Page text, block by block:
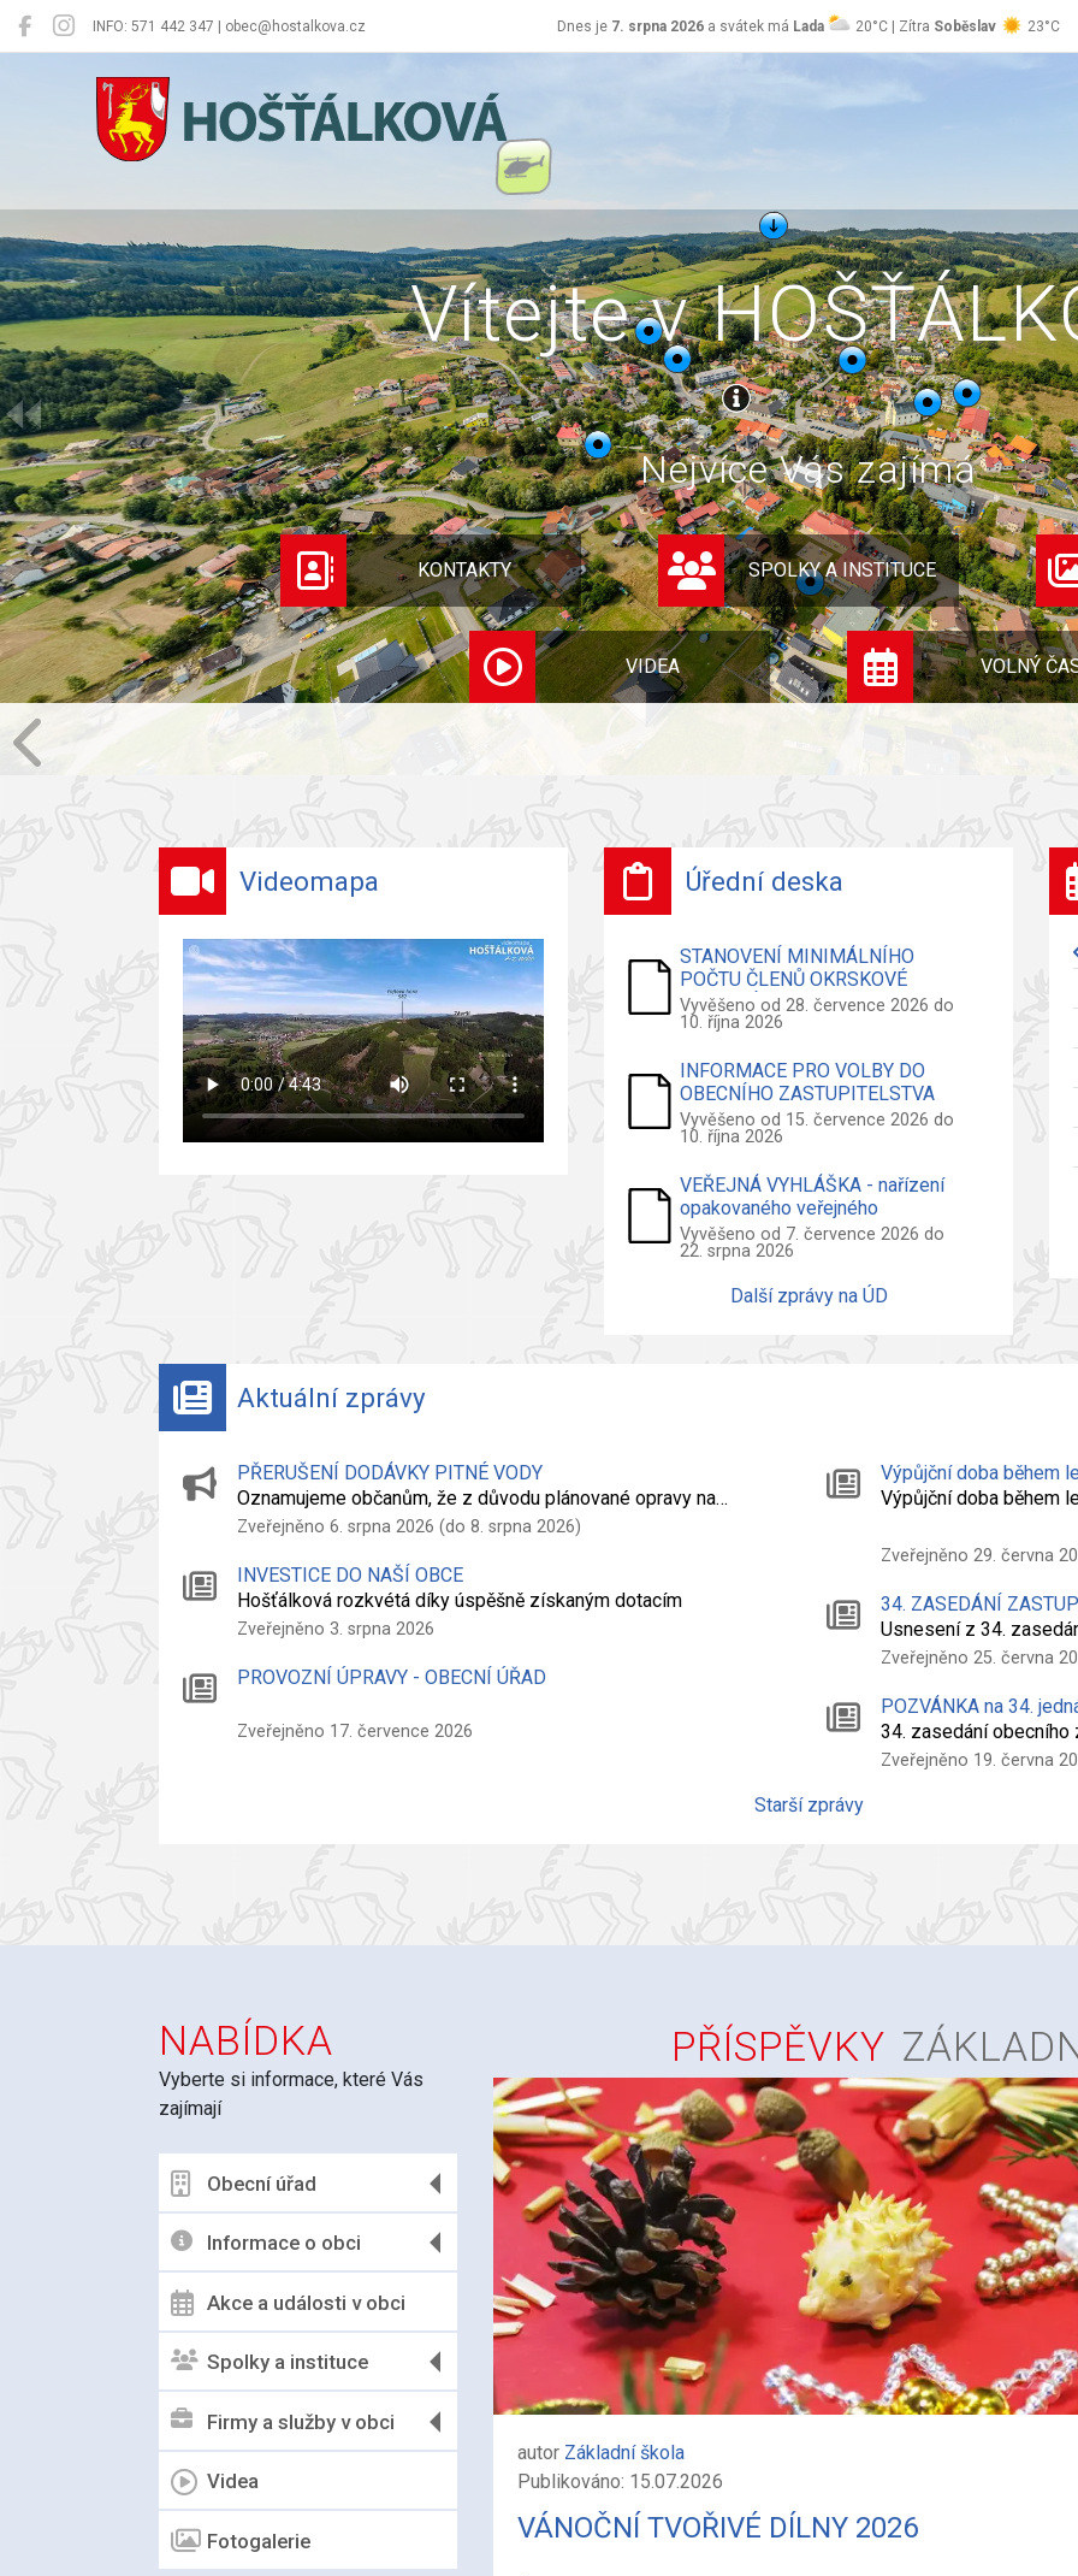
INFO: 571 442 347 | obec@hostalkova.cz Dnes je 7. srpna 2026 a svátek má Lada 20°C | Zítra Soběslav 23°C
Hošťálková
Vítejte v
Nejvíce Vás zajímá
KONTAKTY SPOLKY A INSTITUCE
VIDEA VOLNÝ
Videomapa Úřední deska
STANOVENÍ MINIMÁLNÍHO
POČTU ČLENŮ OKRSKOVÉ
VOLEBNÍ KOMISE - VOLBY DO
ZASTUPITELSTVA OBCE
Vyvěšeno od 28. července 2026 do
10. října 2026
INFORMACE PRO VOLBY DO
OBECNÍHO ZASTUPITELSTVA
2026
Vyvěšeno od 15. července 2026 do
10. října 2026
VEŘEJNÁ VYHLÁŠKA - nařízení
opakovaného veřejného
projednání návrhu územního plánu
Vyvěšeno od 7. července 2026 do
22. srpna 2026
Další zprávy na ÚD
Aktuální zprávy
PŘERUŠENÍ DODÁVKY PITNÉ VODY
Oznamujeme občanům, že z důvodu plánované opravy na…
Zveřejněno 6. srpna 2026 (do 8. srpna 2026)
INVESTICE DO NAŠÍ OBCE
Hošťálková rozkvétá díky úspěšně získaným dotacím
Zveřejněno 3. srpna 2026
PROVOZNÍ ÚPRAVY - OBECNÍ ÚŘAD
Zveřejněno 17. července 2026
Výpůjční doba během
Výpůjční doba během
Zveřejněno 29. června
34. ZASEDÁNÍ
Usnesení z 34.
Zveřejněno 25. června
POZVÁNKA na 34.
34. zasedání
Zveřejněno 19. června
Starší zprávy
NABÍDKA
Vyberte si informace, které Vás
zajímají
Obecní úřad
Informace o obci
Akce a události v obci
Spolky a instituce
Firmy a služby v obci
Videa
Fotogalerie
PŘÍSPĚVKY
autor Základní škola
Publikováno: 15.07.2026
VÁNOČNÍ TVOŘIVÉ DÍLNY 2026